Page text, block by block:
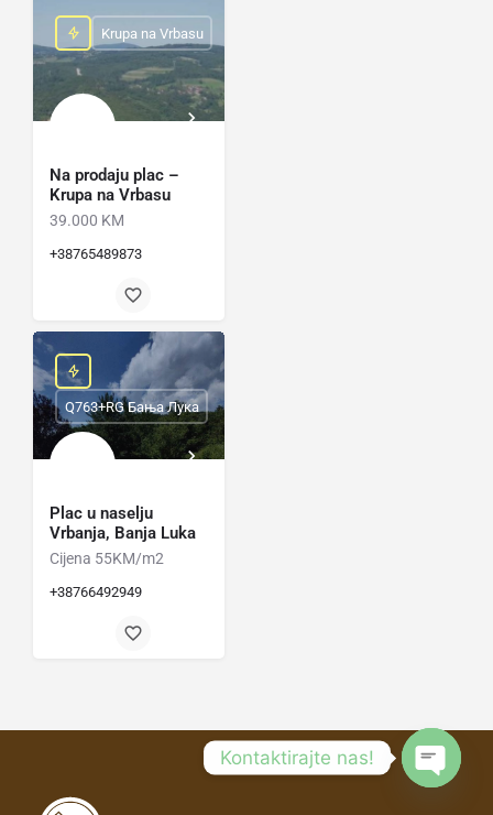
Na prodaju plac –
Krupa na Vrbasu
39.000 KM
+38765489873
Krupa na Vrbasu
Plac u naselju
Vrbanja, Banja Luka
Cijena 55KM/m2
+38766492949
Q763+RG Бања Лука
Kontaktirajte nas!